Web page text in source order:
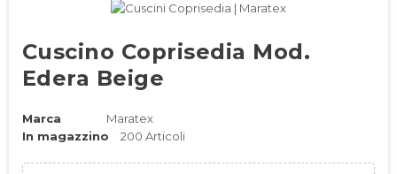
Cuscino Coprisedia Mod.
Edera Beige
Marca
Maratex
In magazzino
200 Articoli